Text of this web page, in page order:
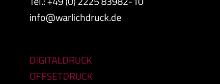
info@warlichdruck.de
DIGITALDRUCK
OFFSETDRUCK